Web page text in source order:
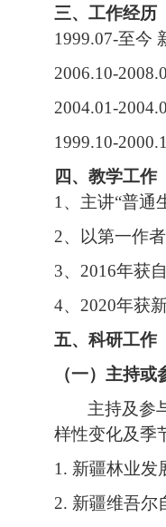
三、工作经历
1999.07-至今
2006.10-
2004.01-
1999.10-
四、教学工作
1 、主讲“普通
2、以第一作
3、 2016年获
4、 2020年获
五、 科研工作
（一）主持
主持及参
样性变化及季
1. 新疆林业发
2. 新疆维吾尔